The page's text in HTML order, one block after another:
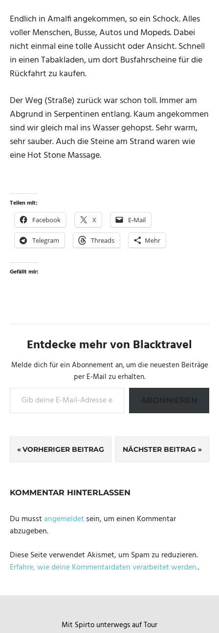
Endlich in Amalfi angekommen, so ein Schock. Alles
voller Menschen, Busse, Autos und Mopeds. Dabei
nicht einmal eine tolle Aussicht oder Ansicht. Schnell
in einen Tabakladen, um dort Busfahrscheine für die
Rückfahrt zu kaufen.
Der Weg (Straße) zurück war schon toll. Immer am
Abgrund in Serpentinen entlang. Kaum angekommen
sind wir gleich mal ins Wasser gehopst. Sehr warm,
sehr sauber. Auch die Steine am Strand waren wie
eine Hot Stone Massage.
Teilen mit:
Facebook X E-Mail
Telegram Threads Mehr
Gefällt mir:
Entdecke mehr von Blacktravel
Melde dich für ein Abonnement an, um die neuesten Beiträge
per E-Mail zu erhalten.
Gib deine E-Mail-Adresse ein ...
ABONNIEREN
SCHLAGWÖRTER
ITALIEN
Beitragsnavigation
VORHERIGER BEITRAG NÄCHSTER BEITRAG
KOMMENTAR HINTERLASSEN
Du musstangemeldetsein, um einen Kommentar
abzugeben.
Diese Seite verwendet Akismet, um Spam zu reduzieren.
Erfahre, wie deine Kommentardaten verarbeitet werden..
Mit Spirto unterwegs auf Tour